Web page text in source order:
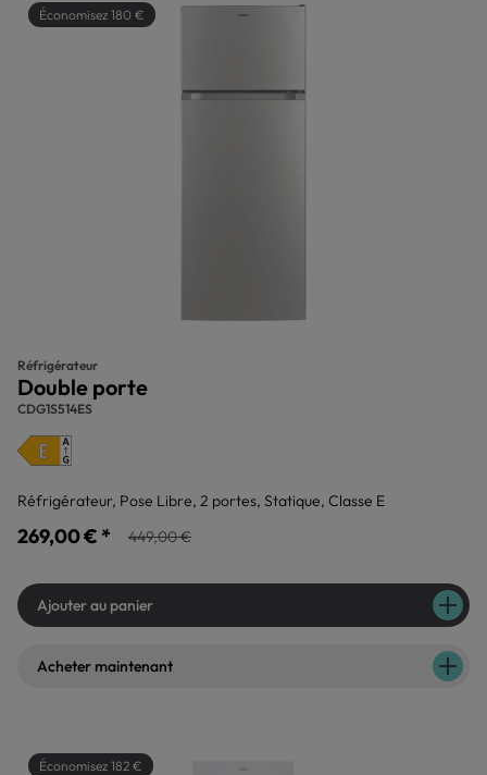
Économisez 180 €
Réfrigérateur
Double porte
CDG1S514ES
Réfrigérateur, Pose Libre, 2 portes, Statique, Classe E
269,00 € * 449,00 €
Ajouter au panier
Acheter maintenant
Économisez 182 €